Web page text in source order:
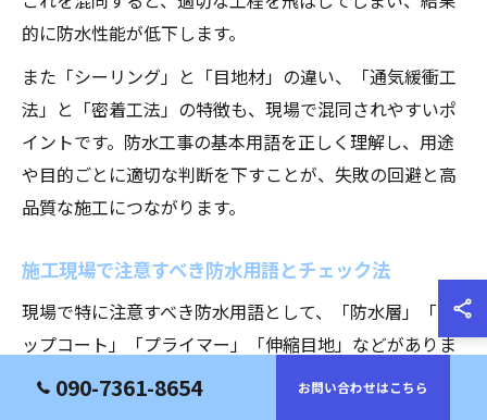
的に防水性能が低下します。
また「シーリング」と「目地材」の違い、「通気緩衝工
法」と「密着工法」の特徴も、現場で混同されやすいポ
イントです。防水工事の基本用語を正しく理解し、用途
や目的ごとに適切な判断を下すことが、失敗の回避と高
品質な施工につながります。
施工現場で注意すべき防水用語とチェック法
現場で特に注意すべき防水用語として、「防水層」「ト
ップコート」「プライマー」「伸縮目地」などがありま
す。これらの用語は、工程や材料選定の判断に直結する
090-7361-8654 お問い合わせはこちら